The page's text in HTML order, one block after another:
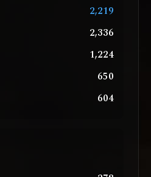
2,219
2,336
1,224
650
604